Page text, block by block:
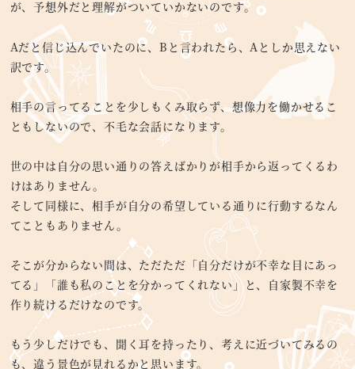
が、予想外だと理解がついていかないのです。
Aだと信じ込んでいたのに、Bと言われたら、Aとしか思えない
訳です。
相手の言ってることを少しもくみ取らず、想像力を働かせるこ
ともしないので、不毛な会話になります。
世の中は自分の思い通りの答えばかりが相手から返ってくるわ
けはありません。
そして同様に、相手が自分の希望している通りに行動するなん
てこともありません。
そこが分からない間は、ただただ「自分だけが不幸な目にあっ
てる」「誰も私のことを分かってくれない」と、自家製不幸を
作り続けるだけなのです。
もう少しだけでも、聞く耳を持ったり、考えに近づいてみるの
も、違う景色が見れるかと思います。